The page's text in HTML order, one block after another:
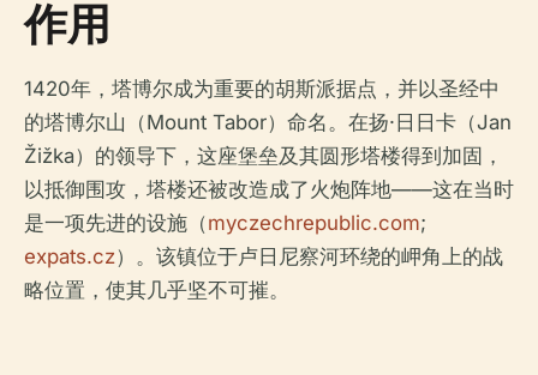
作用
1420年，塔博尔成为重要的胡斯派据点，并以圣经中
的塔博尔山（Mount Tabor）命名。在扬·日日卡（Jan
Žižka）的领导下，这座堡垒及其圆形塔楼得到加固，
以抵御围攻，塔楼还被改造成了火炮阵地——这在当时
是一项先进的设施（myczechrepublic.com;
expats.cz）。该镇位于卢日尼察河环绕的岬角上的战
略位置，使其几乎坚不可摧。